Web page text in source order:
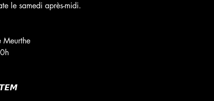
le samedi après-midi.
Meurthe